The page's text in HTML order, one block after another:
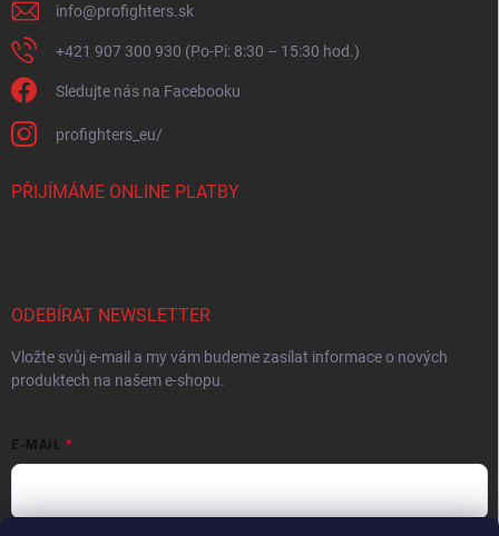
info@profighters.sk
+421 907 300 930 (Po-Pi: 8:30 – 15:30 hod.)
Sledujte nás na Facebooku
profighters_eu/
PŘIJÍMÁME ONLINE PLATBY
ODEBÍRAT NEWSLETTER
Vložte svůj e-mail a my vám budeme zasílat informace o nových
produktech na našem e-shopu.
E-MAIL